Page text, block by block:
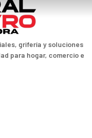
grifería y soluciones
para hogar, comercio e